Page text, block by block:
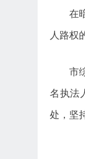
在
人路权
市
名执法
处，坚